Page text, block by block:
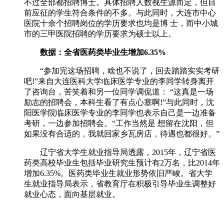
不过全部都招聘博士。具体招聘人数视生源而定，但目
前应征的学生符合条件的不多。与此同时，大连市中心
医院十余个招聘岗位的学历要求也均是博 士，而中小城
市的三甲医院招聘的学历要求为硕士以上。
数据：全省医药类毕业生增加6.35%
“参加完这场招聘，啥也不说了，回去踏踏实实考研
吧!”来自大连医科大学临床医学专业的李同学转身离开
了咨询台，苦笑着和另一位同学调侃道： “这真是一场
励志的招聘会，本科生看了有点心塞啊!”与此同时，沈
阳医学院临床医学专业的李同学也表示自己是一边准备
考研，一边参加招聘会。“工作当然是 想留在沈阳，但
如果没有合适的，我就回家乡瓦房店，待遇也都很好。”
辽宁省大学生就业指导局透露，2015年，辽宁省医
药类高校毕业生包括毕业研究生预计有2万名，比2014年
增加6.35%。医药类毕业生就业形势依旧严峻。省大学
生就业指导局表示，省教育厅在积极引导毕业生调整好
就业心态，面向基层就业。